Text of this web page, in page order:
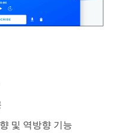
및 역방향 기능